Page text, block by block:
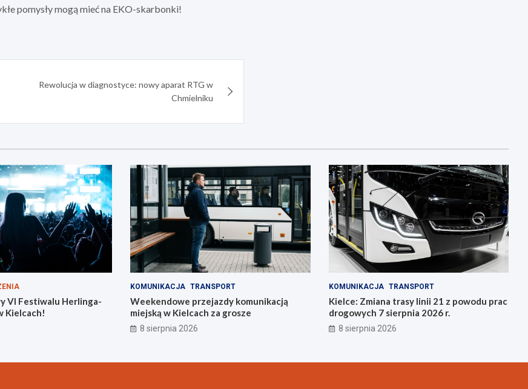
pomysły mogą mieć na EKO-skarbonki!
Rewolucja w diagnostyce: nowy aparat RTG w
Chmielniku
VI Festiwalu Herlinga-
Kielcach!
KOMUNIKACJA TRANSPORT
Weekendowe przejazdy komunikacją
miejską w Kielcach za grosze
8 sierpnia 2026
KOMUNIKACJA TRANSPORT
Kielce: Zmiana trasy linii 21 z powodu prac
drogowych 7 sierpnia 2026 r.
8 sierpnia 2026